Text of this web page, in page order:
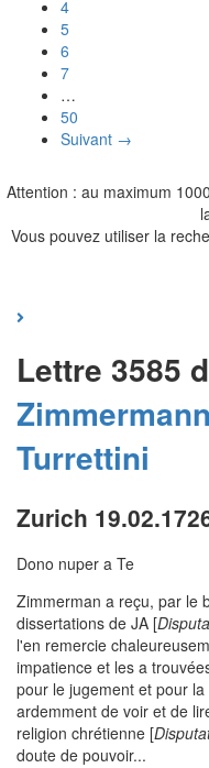
4
5
6
7
…
50
Suivant →
Attention : au maximum
Vous pouvez utiliser la
Lettre 3585
Zimmermann
Turrettini
Zurich
Dono nuper a Te
Zimmerman a reçu, par le
dissertations de JA [
l'en remercie
impatience et les a
pour le jugement et pour
ardemment de voir et de
religion chrétienne [
doute de pouvoir...